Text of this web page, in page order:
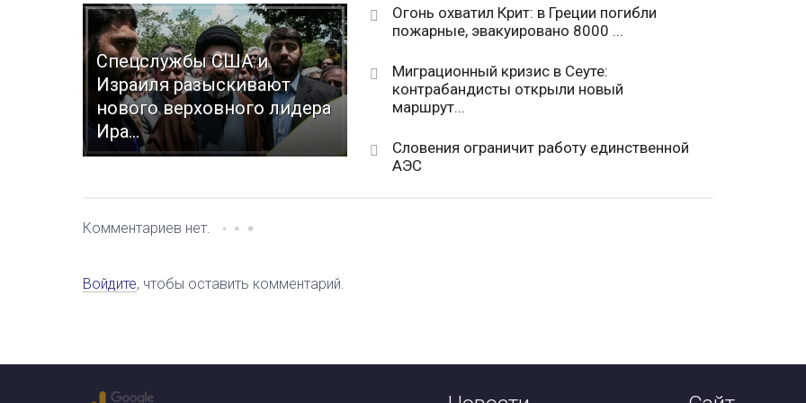
Спецслужбы США и
Израиля разыскивают
нового верховного лидера
Ира...
Огонь охватил Крит: в Греции погибли
пожарные, эвакуировано 8000 ...
Миграционный кризис в Сеуте:
контрабандисты открыли новый
маршрут...
Словения ограничит работу единственной
АЭС
Комментариев нет.
Войдите, чтобы оставить комментарий.